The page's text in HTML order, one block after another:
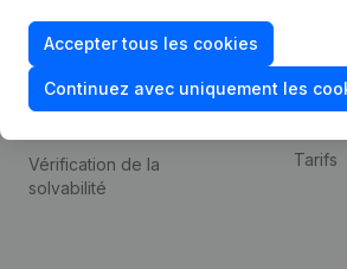
Accepter tous les cookies
Continuez avec uniquement les
Consulter des comptes
annuels
Recherche de numéro de
Vérification de la
solvabilité
Tarifs